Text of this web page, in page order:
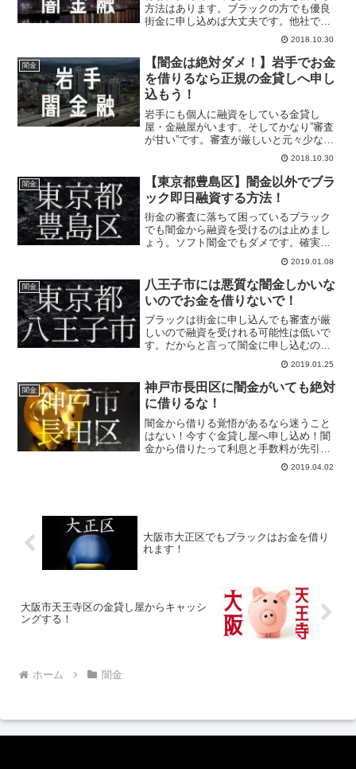
方法はあります。ブラックの方でも優良
街金に申し込めば大丈夫です。他社で審
査落ちしたブラックの方は【優良消費者
金融】へ！金融事故を起こした方こそ融
資を受けるべきです。闇金を利用するの
だけは止めましょう。安心キャッシング
OK！
2018.10.30
闇金
【闇金は絶対ダメ！】岩手でお金
を借りるなら正規の金貸しへ申し
込もう！
岩手にも個人に融資をしている金貸し
屋・金融屋がいます。そしてかなり”審査
が甘い”です。審査が厳しいと元々少ない
顧客が更に少なくなるので審査を甘くす
るしかないのです。しかも基本的に即日
融資に対応しています。だからお金を借
りるなら【優良消費者金融】がオススメ
です。
2018.10.30
闇金
【東京都豊島区】闇金以外でブラ
ック即日融資する方法！
街金の審査に落ちて困っているブラック
でも闇金から融資を受けるのは止めまし
ょう。ソフト闇金でもダメです。確実に
返せるとしても一度融資を受けたらズル
ズルと闇金地獄に陥ります。借金生活か
ら解放されたいなら当サイトへ。安全な
融資を実行します。
2019.01.08
闇金
八王子市には悪質な闇金しかいな
いのでお金を借りないで！
ブラックは街金に申し込んでも審査が厳
しいので融資を受けれる可能性は低いで
す。だからと言って闇金に申し込むのは
間違っています。ブラックの方が絶対に
即日融資でお金を借りたいなら24時間融
資可能な金貸し屋へ申し込んでくださ
い。
2019.01.25
闇金
神戸市長田区に闇金がいても絶対
に借りるな！
闇金から借りる覚悟があるなら迷うこと
はない！今すぐ金貸し屋へ申し込め！闇
金から借りたって利息と手数料が先引き
されるまともな金額を借りれないぞ。だ
が金貸し屋なら先引きされる心配がない
2019.04.02
大阪市大正区でもブラックはお金を借り
れます！
大阪市天王寺区の金貸し屋からキャッシ
ングする！
ホーム 闇金